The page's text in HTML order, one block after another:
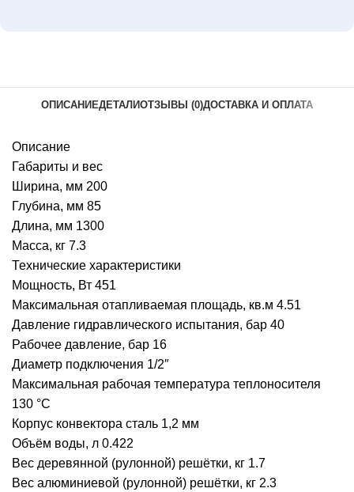
ОПИСАНИЕДЕТАЛИОТЗЫВЫ (0)ДОСТАВКА И ОПЛАТА
Описание
Габариты и вес
Ширина, мм 200
Глубина, мм 85
Длина, мм 1300
Масса, кг 7.3
Технические характеристики
Мощность, Вт 451
Максимальная отапливаемая площадь, кв.м 4.51
Давление гидравлического испытания, бар 40
Рабочее давление, бар 16
Диаметр подключения 1/2″
Максимальная рабочая температура теплоносителя
130 °C
Корпус конвектора сталь 1,2 мм
Объём воды, л 0.422
Вес деревянной (рулонной) решётки, кг 1.7
Вес алюминиевой (рулонной) решётки, кг 2.3